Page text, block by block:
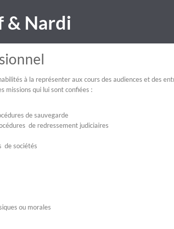
& Nardi
à la représenter aux cours des audiences et des
missions qui lui sont confiées :
de sauvegarde
de redressement judiciaires
de sociétés
ou morales